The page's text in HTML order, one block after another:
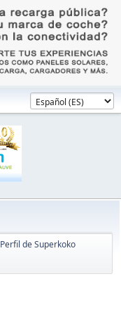
Perfil de Superkoko